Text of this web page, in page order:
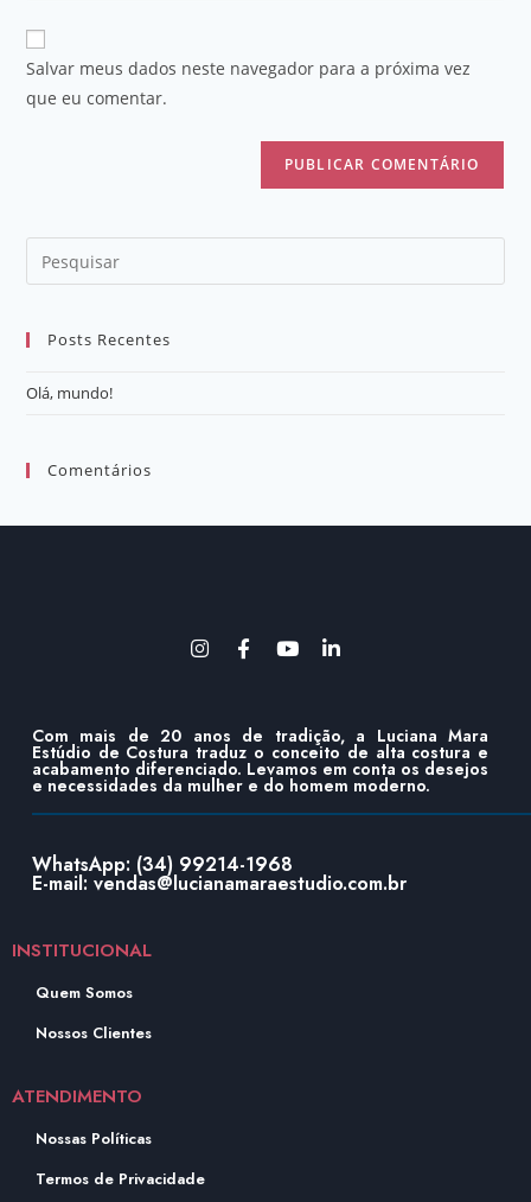
Salvar meus dados neste navegador para a próxima vez
que eu comentar.
Posts Recentes
Olá, mundo!
Comentários
Com mais de 20 anos de tradição, a Luciana Mara
Estúdio de Costura traduz o conceito de alta costura e
acabamento diferenciado. Levamos em conta os desejos
e necessidades da mulher e do homem moderno.
WhatsApp: (34) 99214-1968
E-mail: vendas@lucianamaraestudio.com.br
INSTITUCIONAL
Quem Somos
Nossos Clientes
ATENDIMENTO
Nossas Políticas
Termos de Privacidade